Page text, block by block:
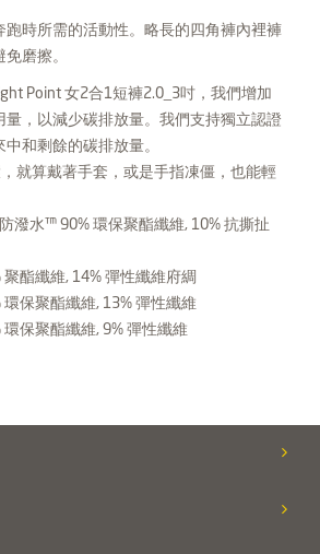
跑時所需的活動性。略長的四角褲內裡褲
磨擦。
Point 女2合1短褲2.0_3吋，我們增加
量，以減少碳排放量。我們支持獨立認證
和剩餘的碳排放量。
就算戴著手套，或是手指凍僵，也能輕
潑水™ 90% 環保聚酯纖維, 10% 抗撕扯
聚酯纖維, 14% 彈性纖維府綢
環保聚酯纖維, 13% 彈性纖維
環保聚酯纖維, 9% 彈性纖維